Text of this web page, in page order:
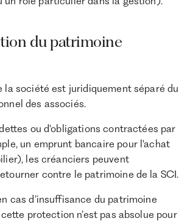
du patrimoine
la société est juridiquement séparé du
des associés.
ou d'obligations contractées par
un emprunt bancaire pour l'achat
les créanciers peuvent
contre le patrimoine de la SCI.
cas d’insuffisance du patrimoine
protection n’est pas absolue pour